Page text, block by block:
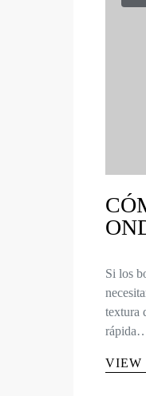
Si los
textura
VIEW